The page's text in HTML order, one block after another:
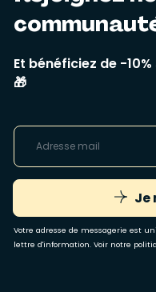
Et bénéficiez de -
🎁
Je
Votre adresse de messagerie est
lettre d'information. Voir notre